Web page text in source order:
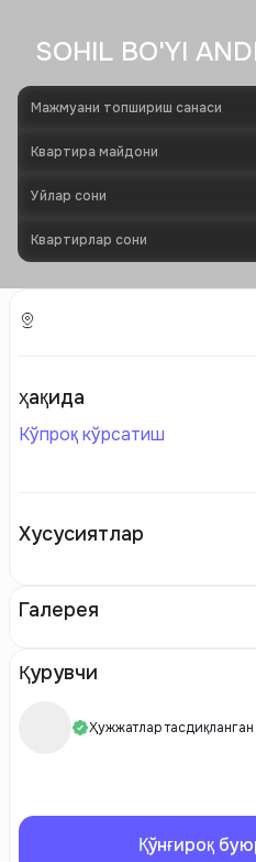
SOHIL BO'YI
Мажмуани топшириш санаси
Квартира майдони
Уйлар сони
Квартирлар сони
ҳақида
Кўпроқ кўрсатиш
Хусусиятлар
Галерея
Қурувчи
Ҳужжатлар тасдиқланган
Қўнғироқ